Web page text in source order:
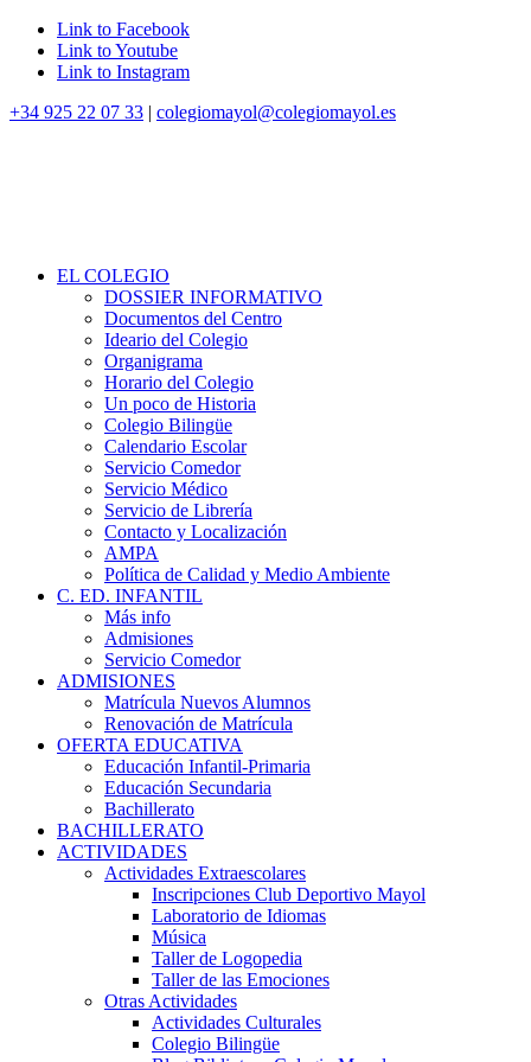
Link to Facebook
Link to Youtube
Link to Instagram
+34 925 22 07 33 | colegiomayol@colegiomayol.es
EL COLEGIO
DOSSIER INFORMATIVO
Documentos del Centro
Ideario del Colegio
Organigrama
Horario del Colegio
Un poco de Historia
Colegio Bilingüe
Calendario Escolar
Servicio Comedor
Servicio Médico
Servicio de Librería
Contacto y Localización
AMPA
Política de Calidad y Medio Ambiente
C. ED. INFANTIL
Más info
Admisiones
Servicio Comedor
ADMISIONES
Matrícula Nuevos Alumnos
Renovación de Matrícula
OFERTA EDUCATIVA
Educación Infantil-Primaria
Educación Secundaria
Bachillerato
BACHILLERATO
ACTIVIDADES
Actividades Extraescolares
Inscripciones Club Deportivo Mayol
Laboratorio de Idiomas
Música
Taller de Logopedia
Taller de las Emociones
Otras Actividades
Actividades Culturales
Colegio Bilingüe